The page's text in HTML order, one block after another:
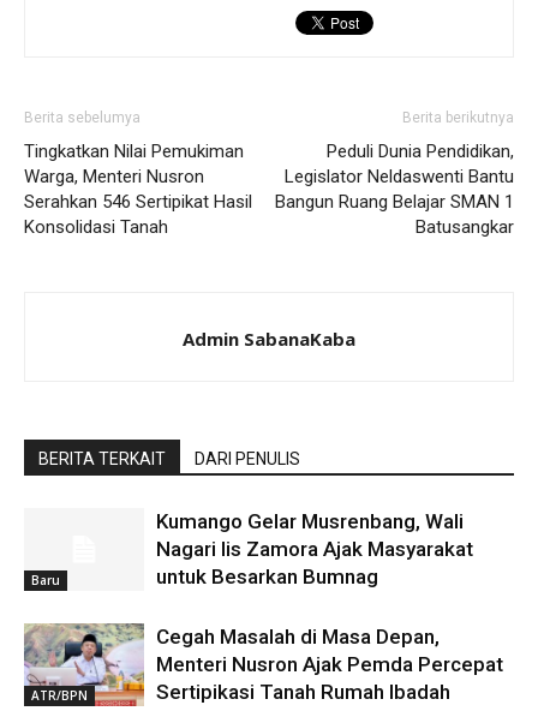
Berita sebelumya
Tingkatkan Nilai Pemukiman
Warga, Menteri Nusron
Serahkan 546 Sertipikat Hasil
Konsolidasi Tanah
Berita berikutnya
Peduli Dunia Pendidikan,
Legislator Neldaswenti Bantu
Bangun Ruang Belajar SMAN 1
Batusangkar
Admin SabanaKaba
BERITA TERKAIT DARI PENULIS
Baru
Kumango Gelar Musrenbang, Wali
Nagari Iis Zamora Ajak Masyarakat
untuk Besarkan Bumnag
ATR/BPN
Cegah Masalah di Masa Depan,
Menteri Nusron Ajak Pemda Percepat
Sertipikasi Tanah Rumah Ibadah